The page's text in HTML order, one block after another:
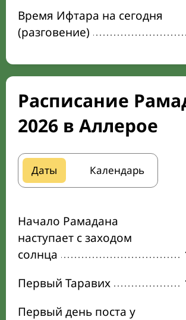
Время Ифтара на сегодня
(разговение)
Расписание
2026 в Аллерое
Даты Календарь
Начало Рамадана
наступает с заходом
солнца
Первый Таравих
Первый день поста у